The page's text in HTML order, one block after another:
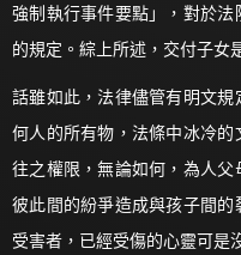
強制執行事件要點」，對於
的規定。綜上所述，交付子女
話雖如此，法律儘管有明文
何人的所有物，法條中冰冷
往之權限，無論如何，為人
彼此間的紛爭造成與孩子間
受害者，已經受傷的心靈可是